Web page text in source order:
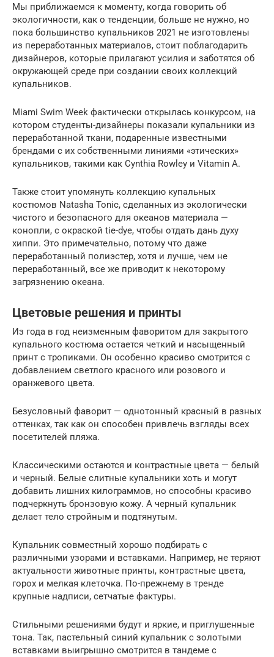
Мы приближаемся к моменту, когда говорить об
экологичности, как о тенденции, больше не нужно, но
пока большинство купальников 2021 не изготовлены
из переработанных материалов, стоит поблагодарить
дизайнеров, которые прилагают усилия и заботятся об
окружающей среде при создании своих коллекций
купальников.
Miami Swim Week фактически открылась конкурсом, на
котором студенты-дизайнеры показали купальники из
переработанной ткани, подаренные известными
брендами с их собственными линиями «этических»
купальников, такими как Cynthia Rowley и Vitamin A.
Также стоит упомянуть коллекцию купальных
костюмов Natasha Tonic, сделанных из экологически
чистого и безопасного для океанов материала —
конопли, с окраской tie-dye, чтобы отдать дань духу
хиппи. Это примечательно, потому что даже
переработанный полиэстер, хотя и лучше, чем не
переработанный, все же приводит к некоторому
загрязнению океана.
Цветовые решения и принты
Из года в год неизменным фаворитом для закрытого
купального костюма остается четкий и насыщенный
принт с тропиками. Он особенно красиво смотрится с
добавлением светлого красного или розового и
оранжевого цвета.
Безусловный фаворит — однотонный красный в разных
оттенках, так как он способен привлечь взгляды всех
посетителей пляжа.
Классическими остаются и контрастные цвета — белый
и черный. Белые слитные купальники хоть и могут
добавить лишних килограммов, но способны красиво
подчеркнуть бронзовую кожу. А черный купальник
делает тело стройным и подтянутым.
Купальник совместный хорошо подбирать с
различными узорами и вставками. Например, не теряют
актуальности животные принты, контрастные цвета,
горох и мелкая клеточка. По-прежнему в тренде
крупные надписи, сетчатые фактуры.
Стильными решениями будут и яркие, и приглушенные
тона. Так, пастельный синий купальник с золотыми
вставками выигрышно смотрится в тандеме с